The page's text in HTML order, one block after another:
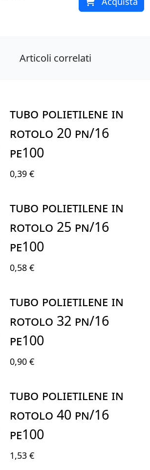
Articoli correlati
TUBO POLIETILENE IN
ROTOLO 20 PN/16
PE100
0,39 €
TUBO POLIETILENE IN
ROTOLO 25 PN/16
PE100
0,58 €
TUBO POLIETILENE IN
ROTOLO 32 PN/16
PE100
0,90 €
TUBO POLIETILENE IN
ROTOLO 40 PN/16
PE100
1,53 €